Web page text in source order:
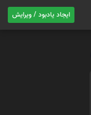
ایجاد یادبود / ویرایش